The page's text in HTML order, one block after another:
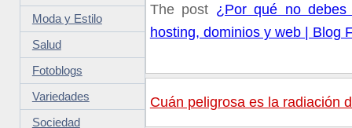
The post ¿Por qué no
hosting, dominios y web | Blog
Cuán peligrosa es la radiación
Moda y Estilo
Salud
Fotoblogs
Variedades
Sociedad